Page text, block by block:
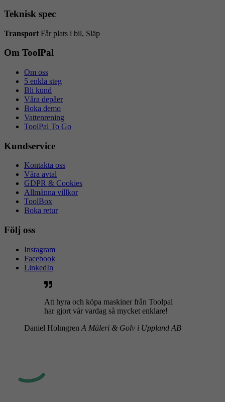
Teknisk spec
Transport Får plats i bil, Släp
Om ToolPal
Om oss
5 enkla steg
Bli kund
Våra depåer
Boka demo
Vattenrening
ToolPal To Go
Kundservice
Kontakta oss
Våra avtal
GDPR & Cookies
Allmänna villkor
ToolBox
Boka retur
Följ oss
Instagram
Facebook
LinkedIn
Att hyra och köpa maskiner från Toolpal
har gjort vår vardag så mycket enklare!
Daniel Holmgren A Måleri & Golv i Uppland AB